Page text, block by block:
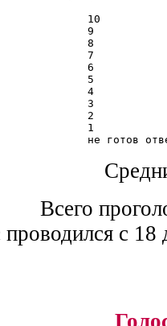
10
9
8
7
6
5
4
3
2
1
Всего
с 18